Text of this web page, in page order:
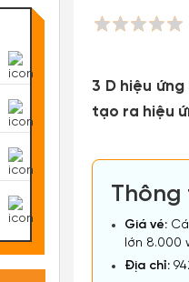
3 D hiệu
tạo ra hiệu
Thông
Giá vé:
lớn 8.000
Địa chỉ: